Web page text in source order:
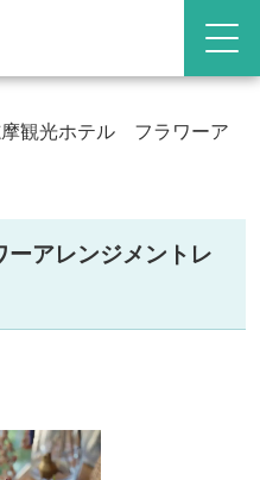
観光ホテル フラワーア
アレンジメントレ